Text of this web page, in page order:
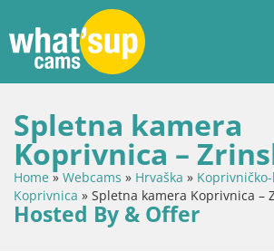
Spletna kamera
Koprivnica –
Home » Webcams » Hrvaška »
Koprivnica » Spletna kamera Koprivnica –
Hosted By & Offer